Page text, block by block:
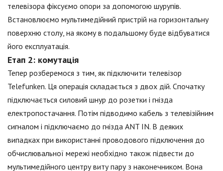
телевізора фіксуємо опори за допомогою шурупів.
Встановлюємо мультимедійний пристрій на горизонтальну
поверхню столу, на якому в подальшому буде відбуватися
його експлуатація.
Етап 2: комутація
Тепер розберемося з тим, як підключити телевізор
Telefunken. Ця операція складається з двох дій. Спочатку
підключається силовий шнур до розетки і гнізда
електропостачання. Потім підводимо кабель з телевізійним
сигналом і підключаємо до гнізда ANT IN. В деяких
випадках при використанні проводового підключення до
обчислювальної мережі необхідно також підвести до
мультимедійного центру виту пару з наконечником. Вона